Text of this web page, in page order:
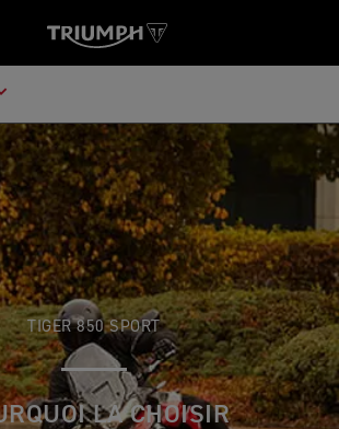
TIGER 850 SPORT
LA CHOISIR